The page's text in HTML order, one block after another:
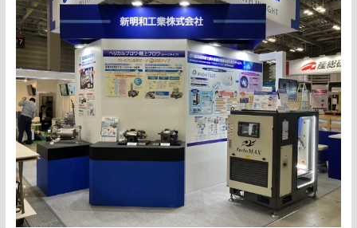
Aqua
2024」
新
明
和
工
業
株
式